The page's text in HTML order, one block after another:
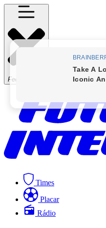
Fechar Menu
Times
Placar
Rádio